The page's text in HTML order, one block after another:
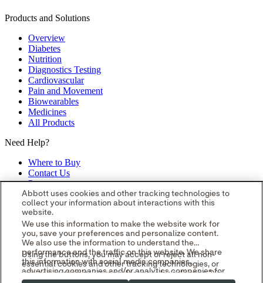
Products and Solutions
Overview
Diabetes
Nutrition
Diagnostics Testing
Cardiovascular
Pain and Movement
Biowearables
Medicines
All Products
Need Help?
Where to Buy
Contact Us
Partners
Global Locations
Site Map
opens in a new tab opens in a new tab opens in a new tab
new tab opens in a new tab © 2026 Abbott. All Rights Reserved.
Please read the Legal Notice for further details. Unless otherwise
specified, all product and service names appearing in this Internet
site are approved for use in the U.S. only and are trademarks owned
by or licensed to Abbott, its subsidiaries or affiliates. No use of any
Abbott uses cookies and other tracking technologies to
collect your information about interactions with this
website.
We use this information to make the website work for
you, save your preferences and personalize content.
We also use the information to understand the
performance and the traffic on this website. We share
this information with social media companies,
advertising companies and/or analytics companies for
targeted advertising or analyzing website metrics.
Using the buttons, you may accept or reject all non-
essential cookies and other tracking technologies, or
you can customize your preferences by selecting "Your